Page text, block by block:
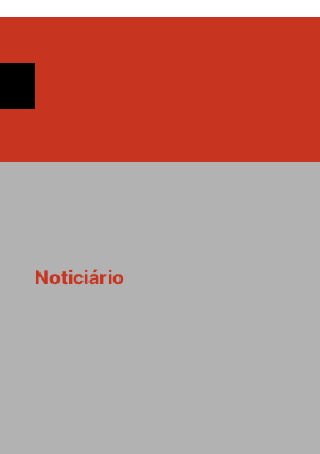
Noticiário